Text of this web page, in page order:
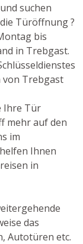
suchen
Türöffnung ?
bis
in Trebgast.
von Trebgast
Ihre Tür
mehr auf den
im
Ihnen
in
das
Autotüren etc.